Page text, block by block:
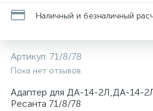
Наличный и безналичный
Артикул: 71/8/78
Пока нет отзывов
Адаптер для ДА-14-2Л,ДА-14-
Ресанта 71/8/78